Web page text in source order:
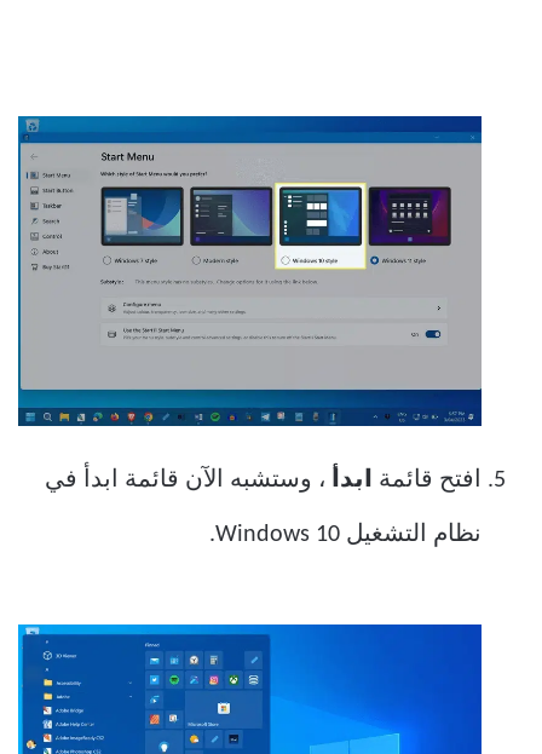
افتح قائمة ابدأ ، وستشبه الآن قائمة ابدأ في
نظام التشغيل Windows 10.